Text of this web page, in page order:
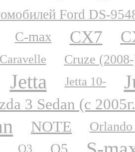
Ford DS-
C-max CX7
Caravelle
Cruze
Jetta Jetta 10-
3 Sedan (с
NOTE
Q3 Q5